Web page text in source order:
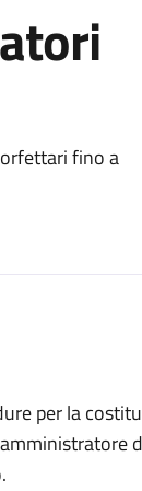
fino a
per la